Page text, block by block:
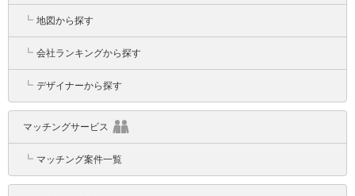
┗ 地図から探す
┗ 会社ランキングから探す
┗ デザイナーから探す
マッチングサービス
┗ マッチング案件一覧